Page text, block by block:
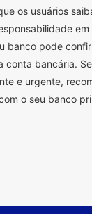
os usuários
em
banco pode
conta bancária.
e urgente,
o seu banco